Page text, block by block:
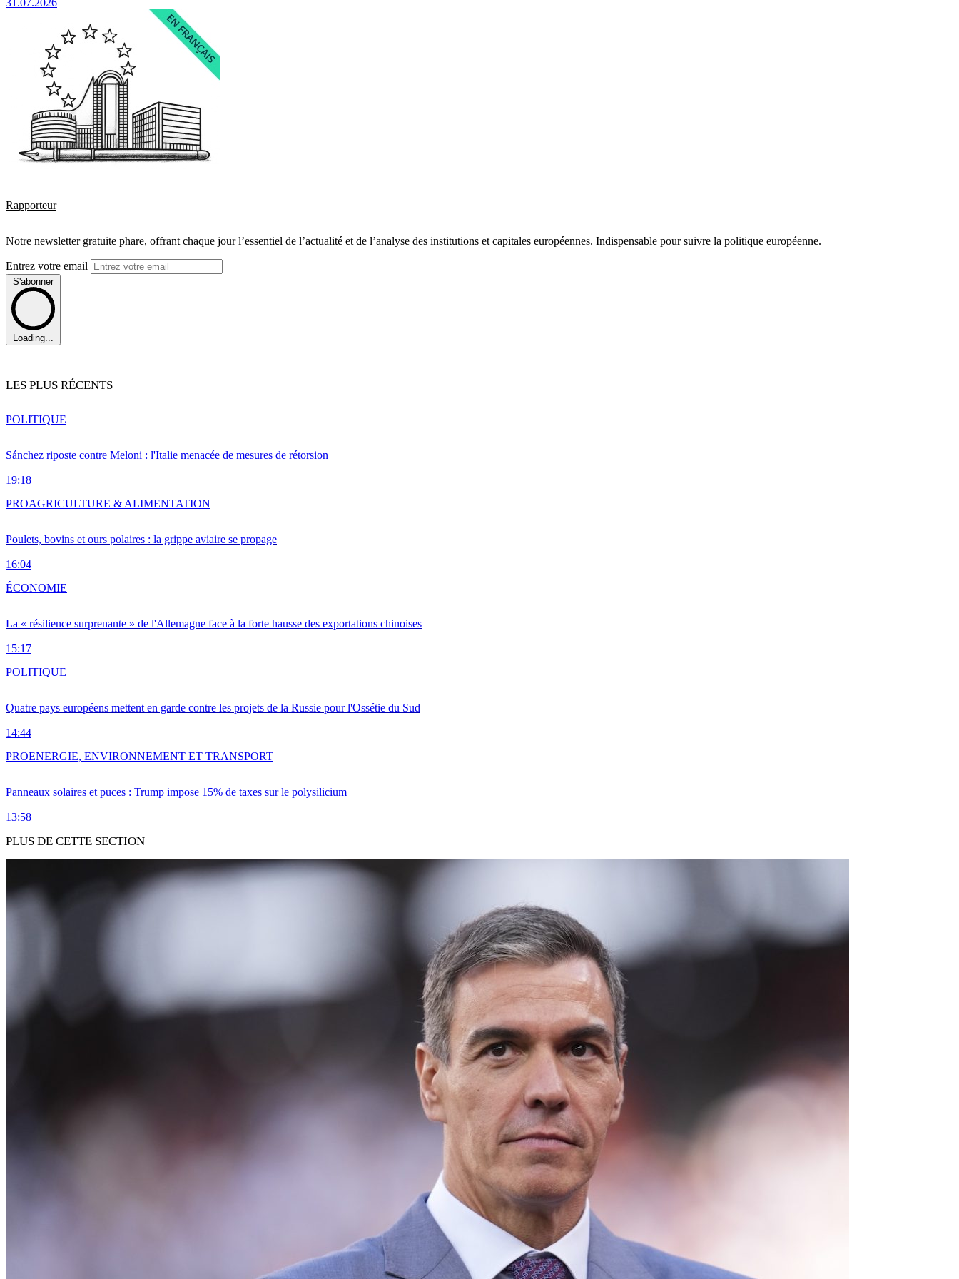
Rapporteur
Notre newsletter gratuite phare, offrant chaque jour l’essentiel de l’actualité et de l’analyse des institutions et capitales européennes. Indispensable pour suivre la politique européenne.
Entrez votre email
S'abonner
Loading...
LES PLUS RÉCENTS
Sánchez riposte contre Meloni : l'Italie menacée de mesures de rétorsion
19:18
POLITIQUE
Poulets, bovins et ours polaires : la grippe aviaire se propage
16:04
PROAGRICULTURE & ALIMENTATION
La « résilience surprenante » de l'Allemagne face à la forte hausse des exportations chinoises
15:17
ÉCONOMIE
Quatre pays européens mettent en garde contre les projets de la Russie pour l'Ossétie du Sud
14:44
POLITIQUE
Panneaux solaires et puces : Trump impose 15% de taxes sur le polysilicium
13:58
PROENERGIE, ENVIRONNEMENT ET TRANSPORT
PLUS DE CETTE SECTION